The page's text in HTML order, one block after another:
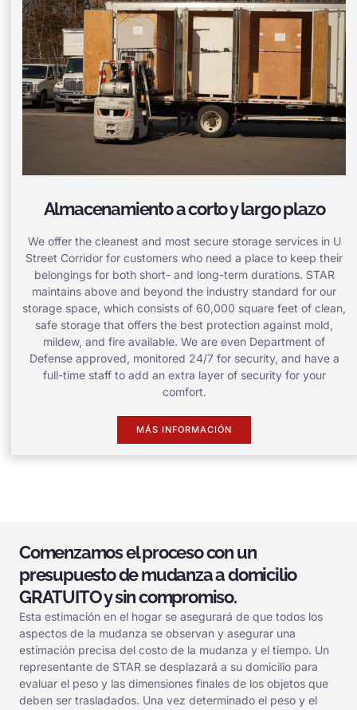
Almacenamiento a corto y largo plazo
We offer the cleanest and most secure storage services in U
Street Corridor for customers who need a place to keep their
belongings for both short- and long-term durations. STAR
maintains above and beyond the industry standard for our
storage space, which consists of 60,000 square feet of clean,
safe storage that offers the best protection against mold,
mildew, and fire available. We are even Department of
Defense approved, monitored 24/7 for security, and have a
full-time staff to add an extra layer of security for your
comfort.
MÁS INFORMACIÓN
Comenzamos el proceso con un
presupuesto de mudanza a domicilio
GRATUITO y sin compromiso.
Esta estimación en el hogar se asegurará de que todos los
aspectos de la mudanza se observan y asegurar una
estimación precisa del costo de la mudanza y el tiempo. Un
representante de STAR se desplazará a su domicilio para
evaluar el peso y las dimensiones finales de los objetos que
deben ser trasladados. Una vez determinado el peso y el